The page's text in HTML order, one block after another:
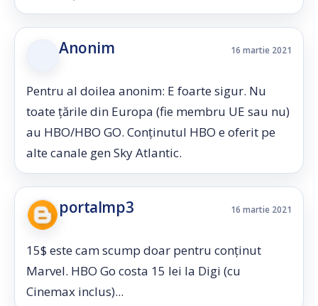
Anonim 16 martie 2021
Pentru al doilea anonim: E foarte sigur. Nu
toate țările din Europa (fie membru UE sau nu)
au HBO/HBO GO. Conținutul HBO e oferit pe
alte canale gen Sky Atlantic.
portalmp3 16 martie 2021
15$ este cam scump doar pentru conținut
Marvel. HBO Go costa 15 lei la Digi (cu
Cinemax inclus)...